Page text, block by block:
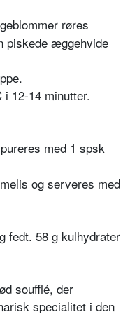
røres
piskede æggehvide
i 12-14 minutter.
med 1 spsk
og serveres med
fedt. 58 g kulhydrater
soufflé, der
specialitet i den